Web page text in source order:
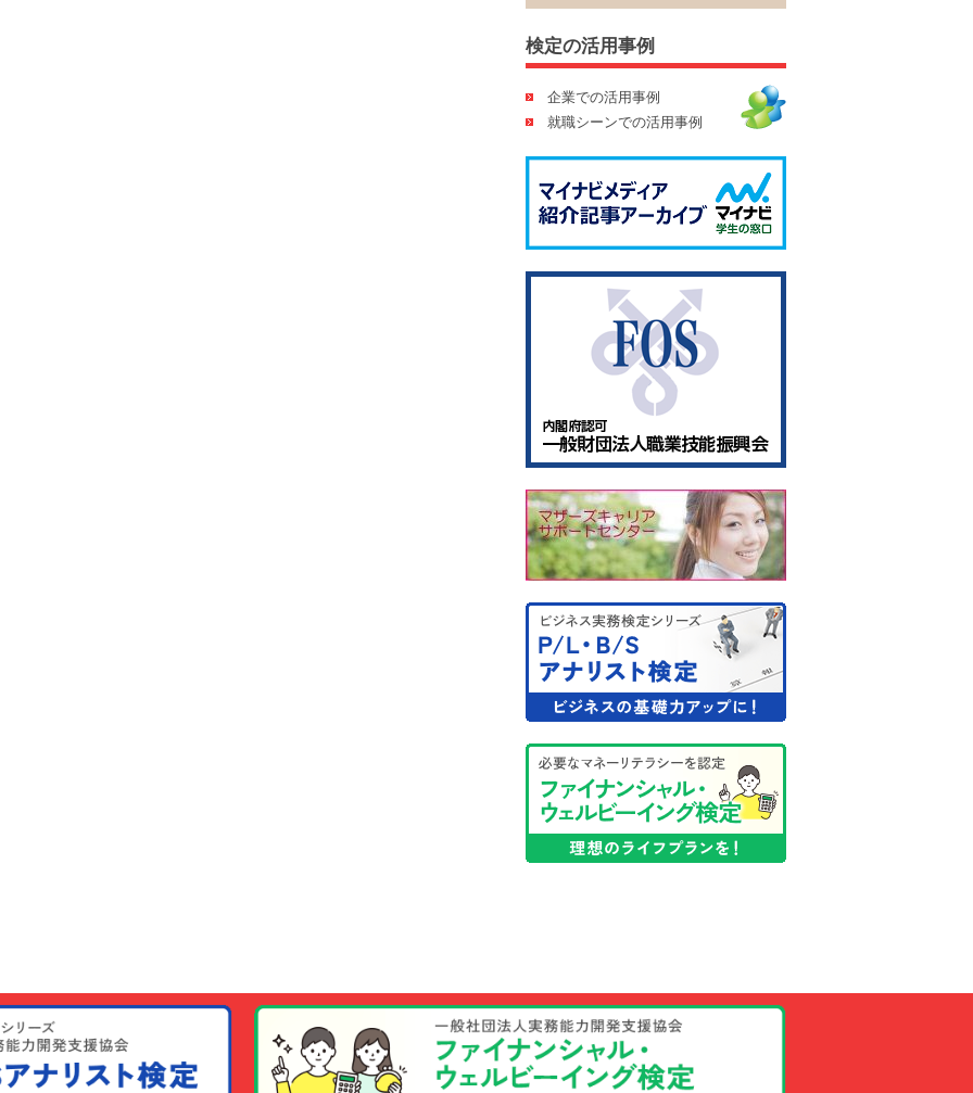
検定の活用事例
企業での活用事例
就職シーンでの活用事例